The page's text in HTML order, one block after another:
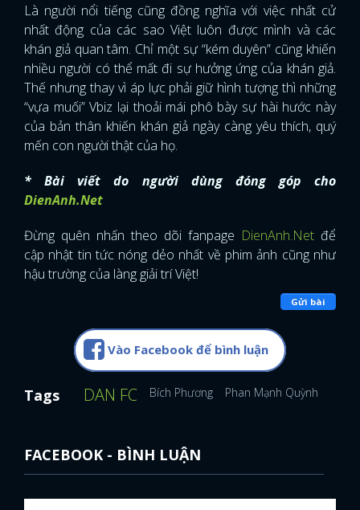
Là người nổi tiếng cũng đồng nghĩa với việc nhất cử
nhất động của các sao Việt luôn được mình và các
khán giả quan tâm. Chỉ một sự “kém duyên” cũng khiến
nhiều người có thể mất đi sự hưởng ứng của khán giả.
Thế nhưng thay vì áp lực phải giữ hình tượng thì những
“vựa muối” Vbiz lại thoải mái phô bày sự hài hước này
của bản thân khiến khán giả ngày càng yêu thích, quý
mến con người thật của họ.
* Bài viết do người dùng đóng góp cho
DienAnh.Net
Đừng quên nhấn theo dõi fanpage DienAnh.Net để
cập nhật tin tức nóng dẻo nhất về phim ảnh cũng như
hậu trường của làng giải trí Việt!
Gửi bài
Vào Facebook để bình luận
Tags DAN FC Bích Phương Phan Mạnh Quỳnh
FACEBOOK - BÌNH LUẬN